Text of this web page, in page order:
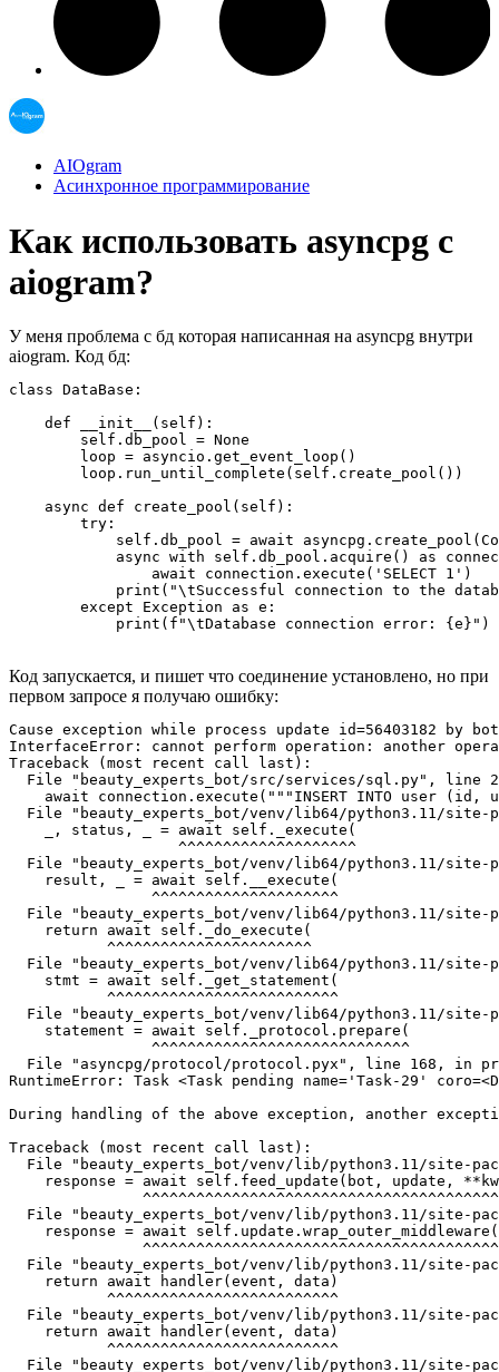
AIOgram
Асинхронное программирование
Как использовать asyncpg с
aiogram?
У меня проблема с бд которая написанная на asyncpg внутри
aiogram. Код бд:
class DataBase:
    def __init__(self):
        self.db_pool = None
        loop = asyncio.get_event_loop()
        loop.run_until_complete(self.create_pool())
    async def create_pool(self):
        try:
self.db_pool = await
async with self.db_pool.acquire() as
                await connection.execute('SELECT 1')
print("\tSuccessful connection to the
        except Exception as e:
            print(f"\tDatabase connection error: {e}")
Код запускается, и пишет что соединение установлено, но при
первом запросе я получаю ошибку:
Cause exception while process update id=56403182 by bot
InterfaceError: cannot perform operation: another
Traceback (most recent call last):
File "beauty_experts_bot/src/services/sql.py", line
await connection.execute("""INSERT INTO user (id,
File "beauty_experts_bot/venv/lib64/python3.11/
    _, status, _ = await self._execute(
                   ^^^^^^^^^^^^^^^^^^^^
File "beauty_experts_bot/venv/lib64/python3.11/
    result, _ = await self.__execute(
                ^^^^^^^^^^^^^^^^^^^^^
File "beauty_experts_bot/venv/lib64/python3.11/
    return await self._do_execute(
           ^^^^^^^^^^^^^^^^^^^^^^^
File "beauty_experts_bot/venv/lib64/python3.11/
    stmt = await self._get_statement(
           ^^^^^^^^^^^^^^^^^^^^^^^^^^
File "beauty_experts_bot/venv/lib64/python3.11/
    statement = await self._protocol.prepare(
                ^^^^^^^^^^^^^^^^^^^^^^^^^^^^^
File "asyncpg/protocol/protocol.pyx", line 168, in
RuntimeError: Task <Task pending name='Task-29'
During handling of the above exception, another
Traceback (most recent call last):
File "beauty_experts_bot/venv/lib/python3.11/site-
response = await self.feed_update(bot, update,
File "beauty_experts_bot/venv/lib/python3.11/site-
    response = await self.update.wrap_outer_middleware(
               ^^^^^^^^^^^^^^^^^^^^^^^^^^^^^^^^^^^^^^^^
File "beauty_experts_bot/venv/lib/python3.11/site-
    return await handler(event, data)
           ^^^^^^^^^^^^^^^^^^^^^^^^^^
File "beauty_experts_bot/venv/lib/python3.11/site-
    return await handler(event, data)
           ^^^^^^^^^^^^^^^^^^^^^^^^^^
File "beauty_experts_bot/venv/lib/python3.11/site-